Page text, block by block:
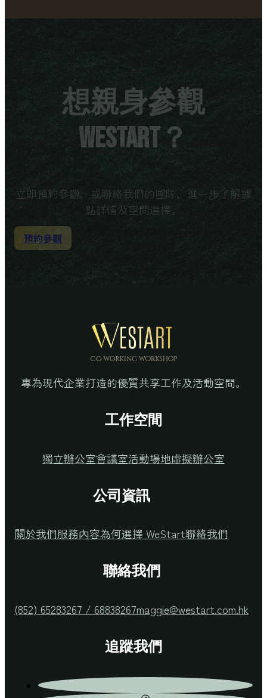
想親身參觀
WeStart？
立即預約參觀，或聯絡我們的團隊，進一步了解據
點詳情及空間選擇。
預約參觀
專為現代企業打造的優質共享工作及活動空間。
工作空間
獨立辦公室會議室活動場地虛擬辦公室
公司資訊
關於我們服務內容為何選擇 WeStart聯絡我們
聯絡我們
(852) 65283267 / 68838267maggie@westart.com.hk
追蹤我們